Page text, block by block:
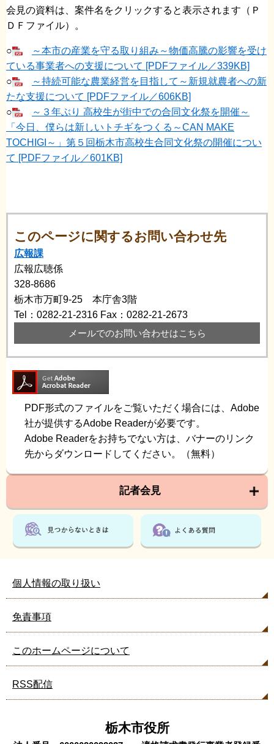
会見の資料は、案件名をクリックすると表示されます（Ｐ
ＤＦファイル）。
○
～本市の産業を守る取り組み～物価高騰の影響を受け
ている事業者への支援について [PDFファイル／339KB]
○
～持続可能な農業経営を目指して～新規就農者への新
たな支援について [PDFファイル／606KB]
○
～３年ぶり 高校生が街中での合同文化祭を開催～
「今日、僕らは新しいトチギをつくる～CAN MAKE
TOCHIGI～」第５回栃木市高校生合同文化祭の開催につい
て [PDFファイル／601KB]
このページに関するお問い合わせ先
広報課
広報広聴係
328-8686
栃木市万町9-25 本庁舎3階
Tel：0282-21-2316 Fax：0282-21-2673
メールでのお問い合わせはこちら
PDF形式のファイルをご覧いただく場合には、Adobe
社が提供するAdobe Readerが必要です。
Adobe Readerをお持ちでない方は、バナーのリンク
先からダウンロードしてください。（無料）
記者会見
個人情報の取り扱い
免責事項
このホームページについて
RSS配信
栃木市役所